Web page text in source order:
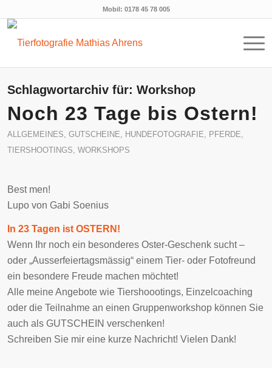
Mobil: 0178 45 78 005
Schlagwortarchiv für: Workshop
Noch 23 Tage bis Ostern!
ALLGEMEINES, GUTSCHEINE, HUNDEFOTOGRAFIE, PFERDE,
TIERSHOOTINGS, WORKSHOPS
Best men!
Lupo von Gabi Soenius
In 23 Tagen ist OSTERN!
Wenn Ihr noch ein besonderes Oster-Geschenk sucht –
oder „Ausserfeiertagsmässig“ einem Tier- oder Fotofreund
ein besondere Freude machen möchtet!
Alle meine Angebote wie Tiershoootings, Einzelcoaching
oder die Teilnahme an einen Gruppenworkshop können Sie
auch als GUTSCHEIN verschenken!
Schreiben Sie mir eine kurze Nachricht! Vielen Dank!